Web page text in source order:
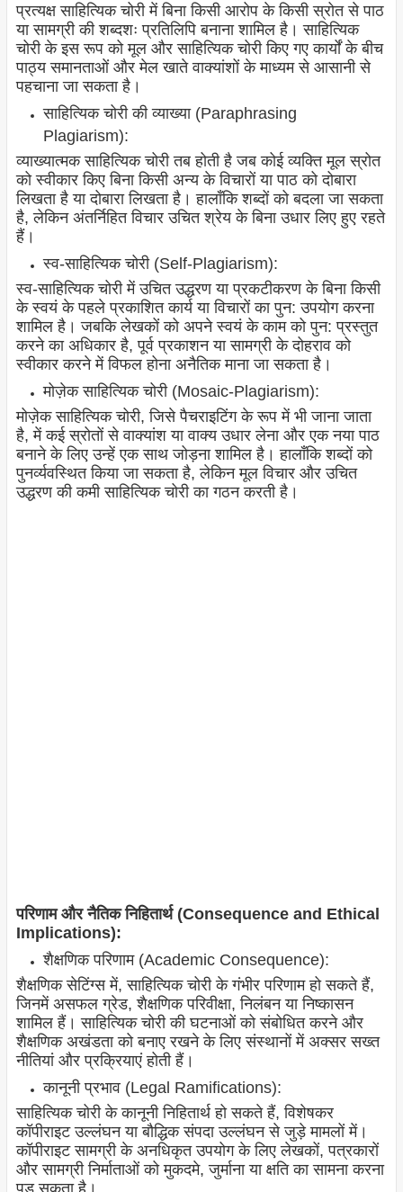
प्रत्यक्ष साहित्यिक चोरी में बिना किसी आरोप के किसी स्रोत से पाठ
या सामग्री की शब्दशः प्रतिलिपि बनाना शामिल है। साहित्यिक
चोरी के इस रूप को मूल और साहित्यिक चोरी किए गए कार्यों के बीच
पाठ्य समानताओं और मेल खाते वाक्यांशों के माध्यम से आसानी से
पहचाना जा सकता है।
साहित्यिक चोरी की व्याख्या (Paraphrasing
Plagiarism):
व्याख्यात्मक साहित्यिक चोरी तब होती है जब कोई व्यक्ति मूल स्रोत
को स्वीकार किए बिना किसी अन्य के विचारों या पाठ को दोबारा
लिखता है या दोबारा लिखता है। हालाँकि शब्दों को बदला जा सकता
है, लेकिन अंतर्निहित विचार उचित श्रेय के बिना उधार लिए हुए रहते
हैं।
स्व-साहित्यिक चोरी (Self-Plagiarism):
स्व-साहित्यिक चोरी में उचित उद्धरण या प्रकटीकरण के बिना किसी
के स्वयं के पहले प्रकाशित कार्य या विचारों का पुन: उपयोग करना
शामिल है। जबकि लेखकों को अपने स्वयं के काम को पुन: प्रस्तुत
करने का अधिकार है, पूर्व प्रकाशन या सामग्री के दोहराव को
स्वीकार करने में विफल होना अनैतिक माना जा सकता है।
मोज़ेक साहित्यिक चोरी (Mosaic-Plagiarism):
मोज़ेक साहित्यिक चोरी, जिसे पैचराइटिंग के रूप में भी जाना जाता
है, में कई स्रोतों से वाक्यांश या वाक्य उधार लेना और एक नया पाठ
बनाने के लिए उन्हें एक साथ जोड़ना शामिल है। हालाँकि शब्दों को
पुनर्व्यवस्थित किया जा सकता है, लेकिन मूल विचार और उचित
उद्धरण की कमी साहित्यिक चोरी का गठन करती है।
परिणाम और नैतिक निहितार्थ (Consequence and Ethical
Implications):
शैक्षणिक परिणाम (Academic Consequence):
शैक्षणिक सेटिंग्स में, साहित्यिक चोरी के गंभीर परिणाम हो सकते हैं,
जिनमें असफल ग्रेड, शैक्षणिक परिवीक्षा, निलंबन या निष्कासन
शामिल हैं। साहित्यिक चोरी की घटनाओं को संबोधित करने और
शैक्षणिक अखंडता को बनाए रखने के लिए संस्थानों में अक्सर सख्त
नीतियां और प्रक्रियाएं होती हैं।
कानूनी प्रभाव (Legal Ramifications):
साहित्यिक चोरी के कानूनी निहितार्थ हो सकते हैं, विशेषकर
कॉपीराइट उल्लंघन या बौद्धिक संपदा उल्लंघन से जुड़े मामलों में।
कॉपीराइट सामग्री के अनधिकृत उपयोग के लिए लेखकों, पत्रकारों
और सामग्री निर्माताओं को मुकदमे, जुर्माना या क्षति का सामना करना
पड़ सकता है।